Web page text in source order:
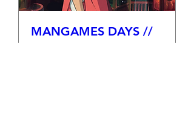
MANGAMES DAYS //